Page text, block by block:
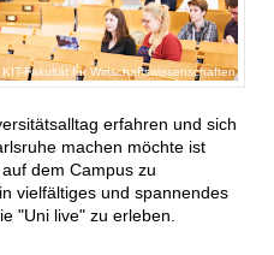
KIT-Fakultät für Wirtschaftswissenschaften
erfahren und sich
machen möchte ist
dem Campus zu
vielfältiges und spannendes
"Uni live" zu erleben.